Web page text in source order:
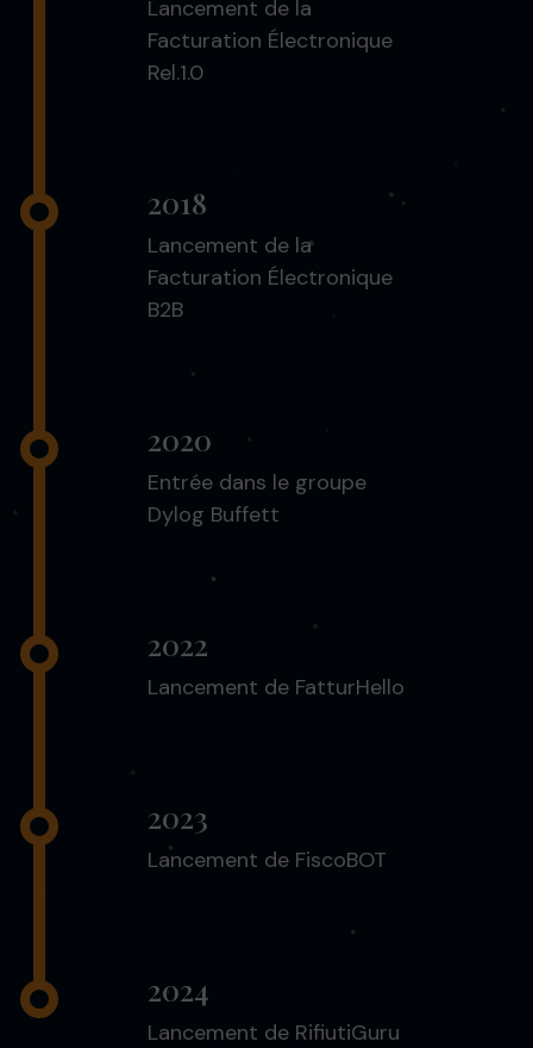
Lancement de la
Facturation Électronique
Rel.1.0
2018
Lancement de la
Facturation Électronique
B2B
2020
Entrée dans le groupe
Dylog Buffett
2022
Lancement de FatturHello
2023
Lancement de FiscoBOT
2024
Lancement de RifiutiGuru